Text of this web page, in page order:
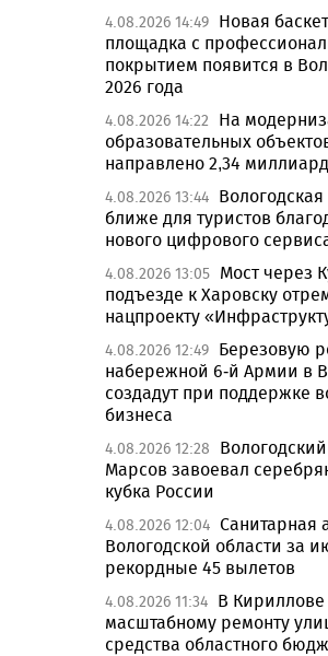
4.08.2026 14:49 Новая
площадка с
покрытием появится в
2026 года
4.08.2026 14:22
На
образовательных
направлено 2,34
4.08.2026 13:44 Вологодская
ближе для туристов
нового цифрового
4.08.2026 13:05 Мост через
подъезде к Харовску
нацпроекту
4.08.2026 12:49 Березовую
набережной 6-й Армии в
создадут при поддержке
бизнеса
4.08.2026 12:28
Марсов завоевал
кубка России
4.08.2026 12:04 Санитарная
Вологодской области за
рекордные 45 вылетов
4.08.2026 11:34 В Кириллове
масштабному ремонту
средства областного